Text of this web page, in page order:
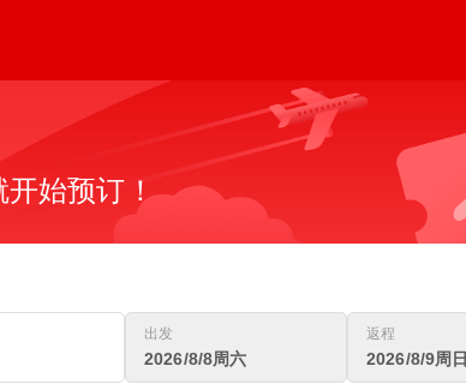
开始预订！
出发
2026/8/8周六
返程
2026/8/9周日